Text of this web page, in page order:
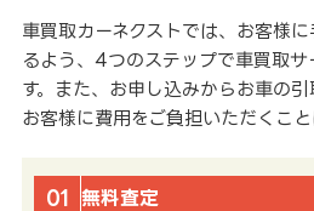
車買取カーネクストでは、お客様
るよう、4つのステップで車買取サ
す。また、お申し込みからお車の引
お客様に費用をご負担いただくこと
01 無料査定